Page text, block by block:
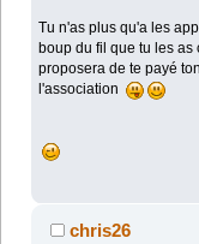
Tu n'as plus qu'a les
boup du fil que tu les
proposera de te payé
l'association
chris26